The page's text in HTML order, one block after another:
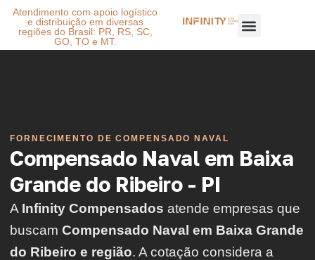
Atendimento com apoio logístico
e distribuição em diversas
regiões do Brasil: PR, RS, SC,
GO, TO e MT.
FORNECIMENTO DE COMPENSADO NAVAL
Compensado Naval em Baixa
Grande do Ribeiro - PI
A Infinity Compensados atende empresas que
buscam Compensado Naval em Baixa Grande
do Ribeiro e região. A cotação considera a